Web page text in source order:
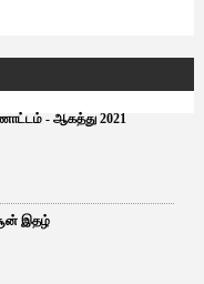
- ஆகத்து 2021
இதழ்